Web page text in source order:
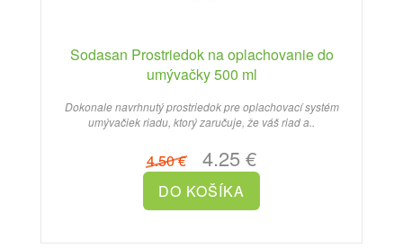
Sodasan Prostriedok na oplachovanie do
umývačky 500 ml
Dokonale navrhnutý prostriedok pre oplachovací systém
umývačiek riadu, ktorý zaručuje, že váš riad a..
4.50 €4.25 €